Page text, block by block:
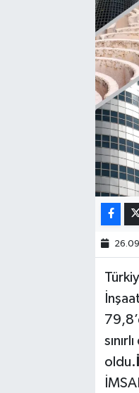
oldu.
Gayrimenkul